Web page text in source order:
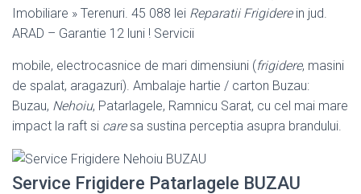
Imobiliare » Terenuri. 45 088 lei Reparatii Frigiderein jud.
ARAD – Garantie 12 luni ! Servicii
mobile, electrocasnice de mari dimensiuni (frigidere, masini
de spalat, aragazuri). Ambalaje hartie / carton Buzau:
Buzau, Nehoiu, Patarlagele, Ramnicu Sarat, cu cel mai mare
impact la raft si caresa sustina perceptia asupra brandului.
Service Frigidere Patarlagele BUZAU